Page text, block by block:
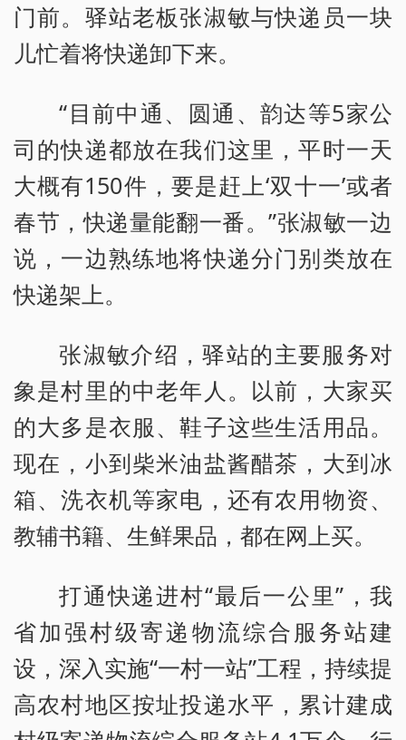
门前。驿站老板张淑敏与快递员一块
儿忙着将快递卸下来。
“目前中通、圆通、韵达等5家公
司的快递都放在我们这里，平时一天
大概有150件，要是赶上‘双十一’或者
春节，快递量能翻一番。”张淑敏一边
说，一边熟练地将快递分门别类放在
快递架上。
张淑敏介绍，驿站的主要服务对
象是村里的中老年人。以前，大家买
的大多是衣服、鞋子这些生活用品。
现在，小到柴米油盐酱醋茶，大到冰
箱、洗衣机等家电，还有农用物资、
教辅书籍、生鲜果品，都在网上买。
打通快递进村“最后一公里”，我
省加强村级寄递物流综合服务站建
设，深入实施“一村一站”工程，持续提
高农村地区按址投递水平，累计建成